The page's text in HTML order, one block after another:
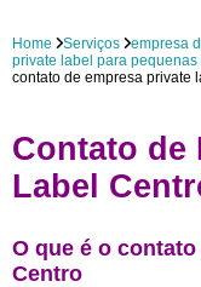
Home Serviços
empresa
private label para pequenas
contato de empresa private
Contato de
Label
O que é o
Centro